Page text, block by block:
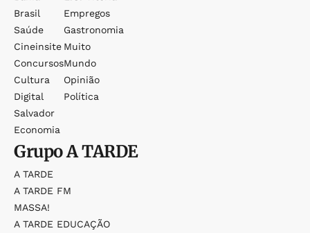
Brasil
Saúde
Cineinsite
Concursos
Cultura
Digital
Salvador
Economia
Empregos
Gastronomia
Muito
Mundo
Opinião
Política
GrupoA TARDE
A TARDE
A TARDE FM
MASSA!
A TARDE EDUCAÇÃO